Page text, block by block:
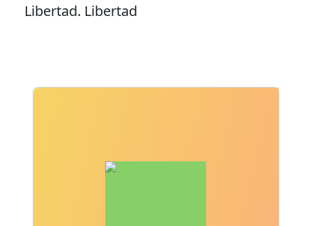
Libertad. Libertad